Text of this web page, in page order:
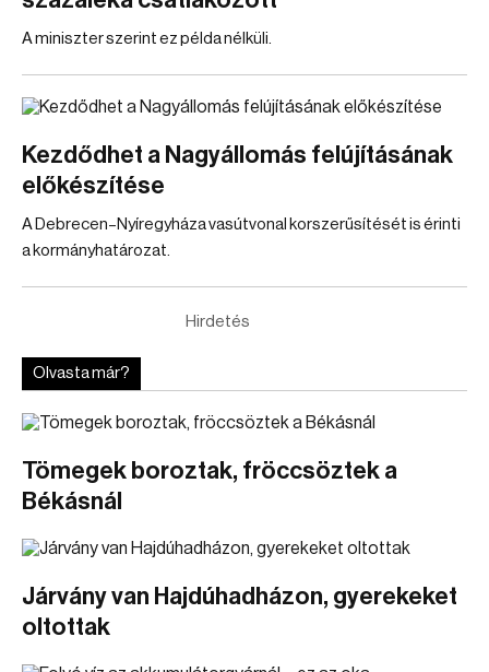
A miniszter szerint ez példa nélküli.
Kezdődhet a Nagyállomás felújításának
előkészítése
A Debrecen–Nyíregyháza vasútvonal korszerűsítését is érinti
a kormányhatározat.
Hirdetés
Olvasta már?
Tömegek boroztak, fröccsöztek a
Békásnál
Járvány van Hajdúhadházon, gyerekeket
oltottak